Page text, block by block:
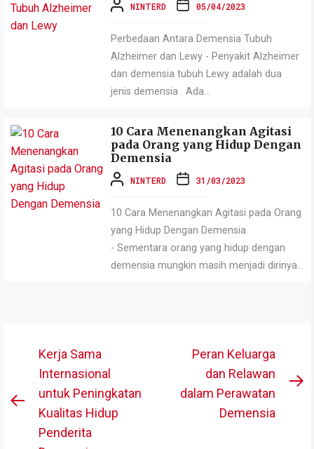
NINTERD 05/04/2023
Perbedaan Antara Demensia Tubuh
Alzheimer dan Lewy - Penyakit Alzheimer
dan demensia tubuh Lewy adalah dua
jenis demensia . Ada...
10 Cara Menenangkan Agitasi
pada Orang yang Hidup Dengan
Demensia
NINTERD 31/03/2023
10 Cara Menenangkan Agitasi pada Orang
yang Hidup Dengan Demensia
- Sementara orang yang hidup dengan
demensia mungkin masih menjadi dirinya...
Post
navigation
Previous
Kerja Sama
Internasional
untuk Peningkatan
Kualitas Hidup
Penderita
Peran Keluarga
dan Relawan
dalam Perawatan
Demensia